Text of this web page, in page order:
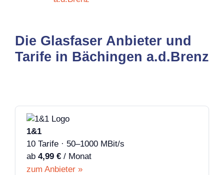
Die Glasfaser Anbieter und
Tarife in Bächingen a.d.Brenz
1&1
10 Tarife · 50–1000 MBit/s
ab 4,99 € / Monat
zum Anbieter »